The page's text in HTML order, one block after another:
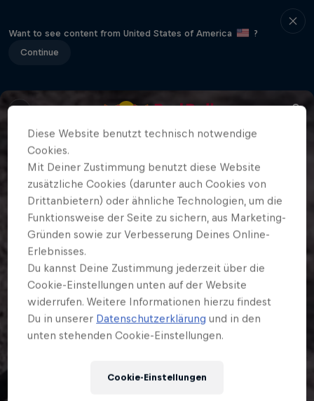
Want to see content from United States of America
?
Continue
Diese Website benutzt technisch notwendige
Cookies.
Mit Deiner Zustimmung benutzt diese Website
zusätzliche Cookies (darunter auch Cookies von
Drittanbietern) oder ähnliche Technologien, um die
Funktionsweise der Seite zu sichern, aus Marketing-
Gründen sowie zur Verbesserung Deines Online-
Erlebnisses.
Du kannst Deine Zustimmung jederzeit über die
Cookie-Einstellungen unten auf der Website
widerrufen. Weitere Informationen hierzu findest
Du in unserer Datenschutzerklärung und in den
unten stehenden Cookie-Einstellungen.
Cookie-Einstellungen